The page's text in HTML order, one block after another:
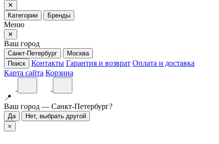
✕
Категории
Бренды
Меню
✕
Ваш город
Санкт-Петербург
Москва
Поиск
Контакты Гарантия и возврат Оплата и доставка
Карта сайта Корзина
📍
Ваш город — Санкт-Петербург?
Да
Нет, выбрать другой
×